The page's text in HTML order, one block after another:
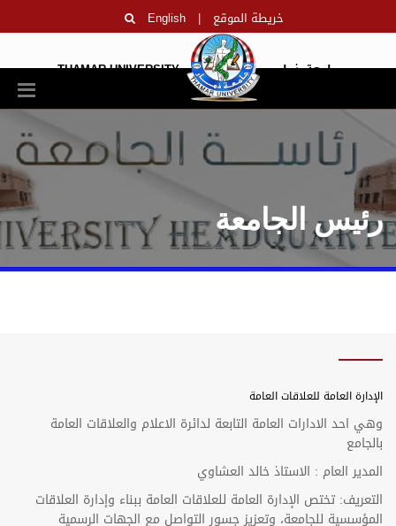
خريطة الموقع |
English
جامعة ذمار THAMAR UNIVERSITY
رئيس الجامعة
الإدارة العامة للعلاقات العامة
وهي احد الادارات العامة التابعة لدائرة الاعلام والعلاقات العامة
بالجامع
المدير العام : الاستاذ خالد العشاوي
التعريف: تختص الإدارة العامة للعلاقات العامة ببناء وإدارة العلاقات
المؤسسية للجامعة، وتعزيز جسور التواصل مع الجهات الرسمية